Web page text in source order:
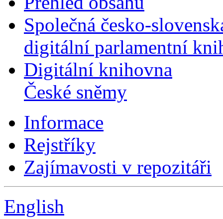
Společná česko-
digitální parlamentní
Digitální knihovna
České sněmy
Informace
Rejstříky
Zajímavosti v repozitáři
English